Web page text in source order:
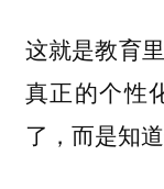
这就是教育
真正的个性
了，而是知